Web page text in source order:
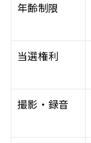
年齢制限
当選権利
撮影・録音